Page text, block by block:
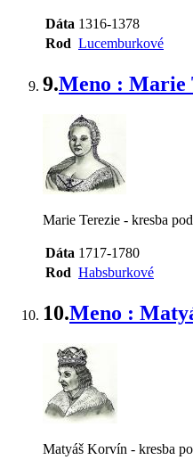
Dáta 1316-1378
Rod Lucemburkové
9.Meno : Marie
Marie Terezie - kresba
Dáta 1717-1780
Rod Habsburkové
10.Meno :
Matyáš Korvín - kresba